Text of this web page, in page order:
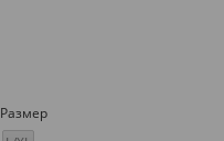
Размер